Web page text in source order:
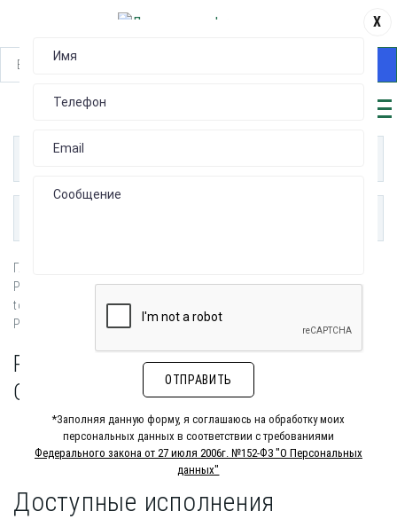
Главная
РАЗЪЕМЫ ПЛАТА - ПЛАТА, ПЛАТА - FPC (Board-to-Board, Board-
to-FPC)
Разъемы для копланарного соединения
РАЗЪЕМЫ ДЛЯ КОПЛАНАРНОГО
СОЕДИНЕНИЯ
Доступные исполнения
X
ОТПРАВИТЬ
*Заполняя данную форму, я соглашаюсь на обработку моих
персональных данных в соответствии с требованиями
Федерального закона от 27 июля 2006г. №152-Ф3 "О Персональных
данных"